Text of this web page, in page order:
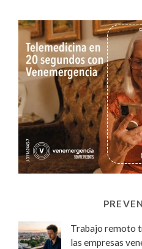
Trabajo remoto
las empresas